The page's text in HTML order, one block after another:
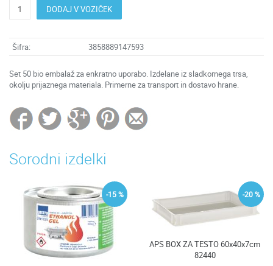
DODAJ V VOZIČEK
Šifra: 3858889147593
Set 50 bio embalaž za enkratno uporabo. Izdelane iz sladkornega trsa,
okolju prijaznega materiala. Primerne za transport in dostavo hrane.
Sorodni izdelki
-15 % -20 %
APS BOX ZA TESTO 60x40x7cm
82440